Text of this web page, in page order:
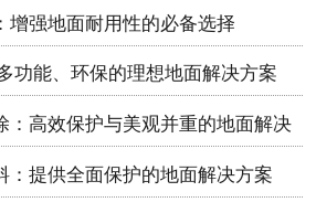
增强地面耐用性的必备选择
功能、环保的理想地面解决方案
：高效保护与美观并重的地面解决
：提供全面保护的地面解决方案